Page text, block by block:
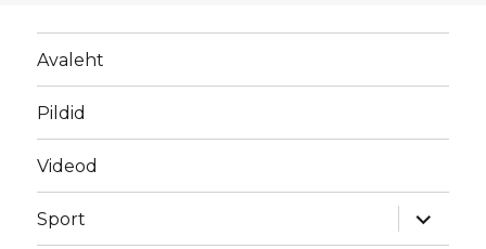
Avaleht
Pildid
Videod
Sport
laienda